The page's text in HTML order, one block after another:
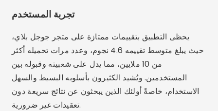
تجربة المستخدم
يحظى التطبيق بتقييمات ممتازة على متجر جوجل بلاي،
حيث يبلغ متوسط تقييمه 4.6 نجوم، وعدد مرات تحميله أكثر
من 10 ملايين، مما يدل على شعبيته وقبوله بين
المستخدمين. ويُشيد الكثيرون بأسلوبه البسيط والسهل
الاستخدام، خاصةً أولئك الذين يبحثون عن نتائج سريعة دون
تعقيدات غير ضرورية.